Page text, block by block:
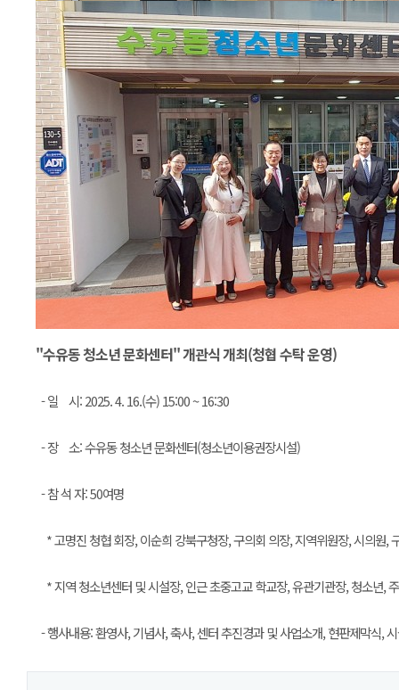
"수유동 청소년 문화센터" 개관식 개최(청협 수탁 운영)
- 일 시: 2025. 4. 16.(수) 15:00 ~ 16:30
- 장 소: 수유동 청소년 문화센터(청소년이용권장시설)
- 참 석 자: 50여명
* 고명진 청협 회장, 이순희 강북구청장, 구의회 의장, 지역위원장, 시의원,
* 지역 청소년센터 및 시설장, 인근 초중고교 학교장, 유관기관장, 청소년,
- 행사내용: 환영사, 기념사, 축사, 센터 추진경과 및 사업소개, 현판제막식,